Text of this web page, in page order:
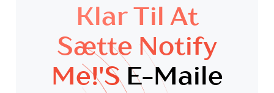
Klar Til At
Sætte Notify
Me!'sE-Maile